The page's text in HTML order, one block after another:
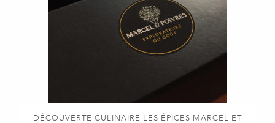
DÉCOUVERTE CULINAIRE LES ÉPICES MARCEL ET